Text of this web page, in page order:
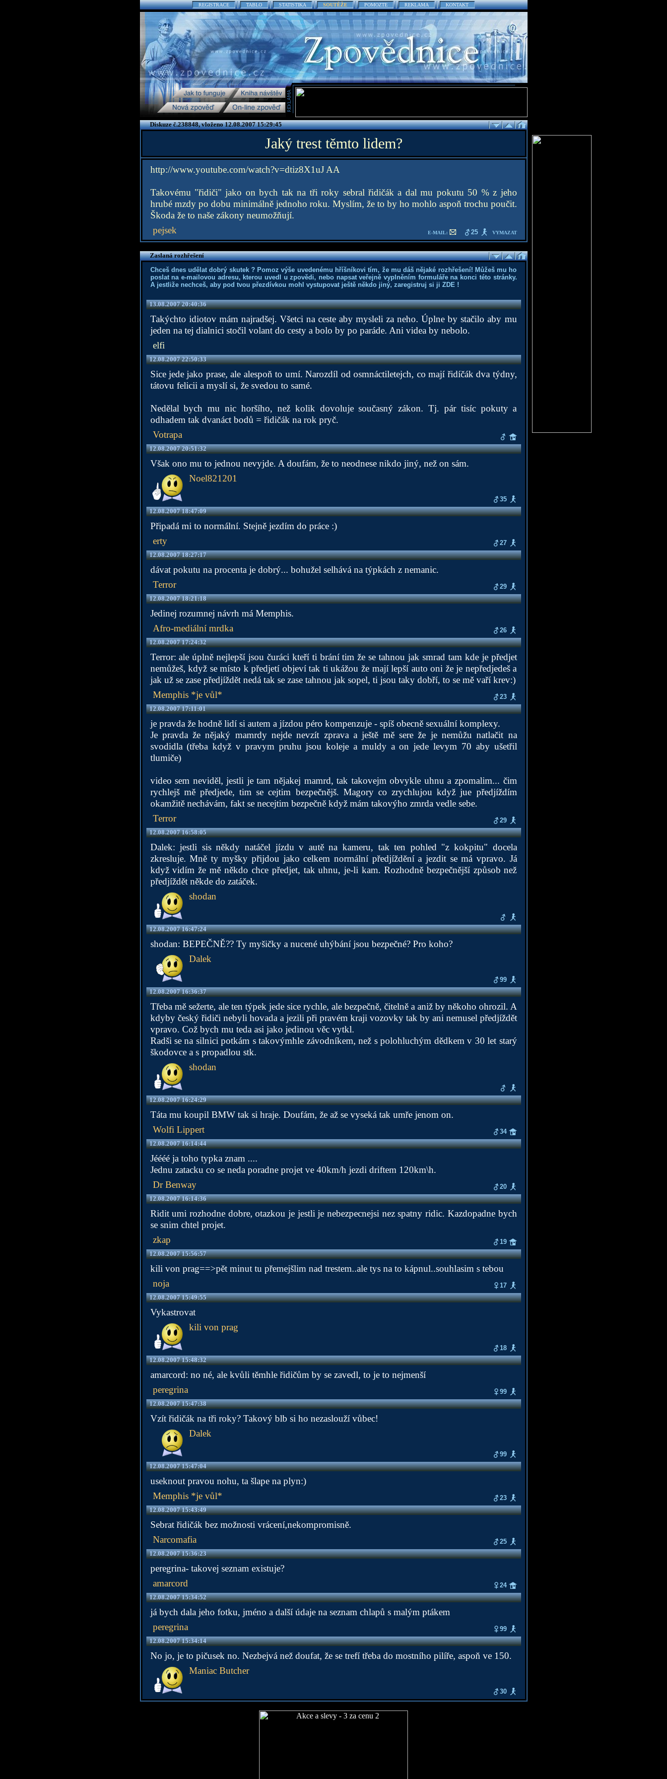
REGISTRACE TABLO STATISTIKA SOUTĚŽE POMOZTE REKLAMA KONTAKT
Diskuze č.238848, vloženo 12.08.2007 15:29:45
Jaký trest těmto lidem?
http://www.youtube.com/watch?v=dtiz8X1uJ AA
Takovému "řidiči" jako on bych tak na tři roky sebral řidičák a dal mu pokutu 50 % z jeho
hrubé mzdy po dobu minimálně jednoho roku. Myslím, že to by ho mohlo aspoň trochu poučit.
Škoda že to naše zákony neumožňují.
pejsek
E-MAIL: 25 VYMAZAT
Zaslaná rozhřešení
Chceš dnes udělat dobrý skutek ? Pomoz výše uvedenému hříšníkovi tím, že mu dáš nějaké rozhřešení! Můžeš mu ho
poslat na e-mailovou adresu, kterou uvedl u zpovědi, nebo napsat veřejně vyplněním formuláře na konci této stránky.
A jestliže nechceš, aby pod tvou přezdívkou mohl vystupovat ještě někdo jiný, zaregistruj si ji ZDE!
13.08.2007 20:40:36
Takýchto idiotov mám najradšej. Všetci na ceste aby mysleli za neho. Úplne by stačilo aby mu
jeden na tej dialnici stočil volant do cesty a bolo by po paráde. Ani videa by nebolo.
elfi
12.08.2007 22:50:33
Sice jede jako prase, ale alespoň to umí. Narozdíl od osmnáctiletejch, co mají řidíčák dva týdny,
tátovu felicii a myslí si, že svedou to samé.
Nedělal bych mu nic horšího, než kolik dovoluje současný zákon. Tj. pár tisíc pokuty a
odhadem tak dvanáct bodů = řidičák na rok pryč.
Votrapa
12.08.2007 20:51:32
Však ono mu to jednou nevyjde. A doufám, že to neodnese nikdo jiný, než on sám.
Noel821201
35
12.08.2007 18:47:09
Připadá mi to normální. Stejně jezdím do práce :)
erty
27
12.08.2007 18:27:17
dávat pokutu na procenta je dobrý... bohužel selhává na týpkách z nemanic.
Terror
29
12.08.2007 18:21:18
Jedinej rozumnej návrh má Memphis.
Afro-mediální mrdka
26
12.08.2007 17:24:32
Terror: ale úplně nejlepší jsou čuráci kteří ti brání tim že se tahnou jak smrad tam kde je předjet
nemůžeš, když se místo k předjetí objeví tak ti ukážou že mají lepší auto oni že je nepředjedeš a
jak už se zase předjíždět nedá tak se zase tahnou jak sopel, ti jsou taky dobří, to se mě vaří krev:)
Memphis *je vůl*
23
12.08.2007 17:11:01
je pravda že hodně lidí si autem a jízdou péro kompenzuje - spíš obecně sexuální komplexy.
Je pravda že nějaký mamrdy nejde nevzít zprava a ještě mě sere že je nemůžu natlačit na
svodidla (třeba když v pravym pruhu jsou koleje a muldy a on jede levym 70 aby ušetřil
tlumiče)
video sem neviděl, jestli je tam nějakej mamrd, tak takovejm obvykle uhnu a zpomalim... čim
rychlejš mě předjede, tim se cejtim bezpečnějš. Magory co zrychlujou když jue předjíždím
okamžitě nechávám, fakt se necejtim bezpečně když mám takovýho zmrda vedle sebe.
Terror
29
12.08.2007 16:58:05
Dalek: jestli sis někdy natáčel jízdu v autě na kameru, tak ten pohled "z kokpitu" docela
zkresluje. Mně ty myšky přijdou jako celkem normální předjíždění a jezdit se má vpravo. Já
když vidím že mě někdo chce předjet, tak uhnu, je-li kam. Rozhodně bezpečnější způsob než
předjíždět někde do zatáček.
shodan
12.08.2007 16:47:24
shodan: BEPEČNĚ?? Ty myšičky a nucené uhýbání jsou bezpečné? Pro koho?
Dalek
99
12.08.2007 16:36:37
Třeba mě sežerte, ale ten týpek jede sice rychle, ale bezpečně, čitelně a aniž by někoho ohrozil. A
kdyby český řidiči nebyli hovada a jezili při pravém kraji vozovky tak by ani nemusel předjíždět
vpravo. Což bych mu teda asi jako jedinou věc vytkl.
Radši se na silnici potkám s takovýmhle závodníkem, než s polohluchým dědkem v 30 let starý
škodovce a s propadlou stk.
shodan
12.08.2007 16:24:29
Táta mu koupil BMW tak si hraje. Doufám, že až se vyseká tak umře jenom on.
Wolfi Lippert
34
12.08.2007 16:14:44
Jéééé ja toho typka znam ....
Jednu zatacku co se neda poradne projet ve 40km/h jezdi driftem 120km\h.
Dr Benway
20
12.08.2007 16:14:36
Ridit umi rozhodne dobre, otazkou je jestli je nebezpecnejsi nez spatny ridic. Kazdopadne bych
se snim chtel projet.
zkap
19
12.08.2007 15:56:57
kili von prag==>pět minut tu přemejšlim nad trestem..ale tys na to kápnul..souhlasim s tebou
noja
17
12.08.2007 15:49:55
Vykastrovat
kili von prag
18
12.08.2007 15:48:32
amarcord: no né, ale kvůli těmhle řidičům by se zavedl, to je to nejmenší
peregrina
99
12.08.2007 15:47:38
Vzít řidičák na tři roky? Takový blb si ho nezaslouží vůbec!
Dalek
99
12.08.2007 15:47:04
useknout pravou nohu, ta šlape na plyn:)
Memphis *je vůl*
23
12.08.2007 15:43:49
Sebrat řidičák bez možnosti vrácení,nekompromisně.
Narcomafia
25
12.08.2007 15:36:23
peregrina- takovej seznam existuje?
amarcord
24
12.08.2007 15:34:52
já bych dala jeho fotku, jméno a další údaje na seznam chlapů s malým ptákem
peregrina
99
12.08.2007 15:34:14
No jo, je to pičusek no. Nezbejvá než doufat, že se trefí třeba do mostního pilíře, aspoň ve 150.
Maniac Butcher
30